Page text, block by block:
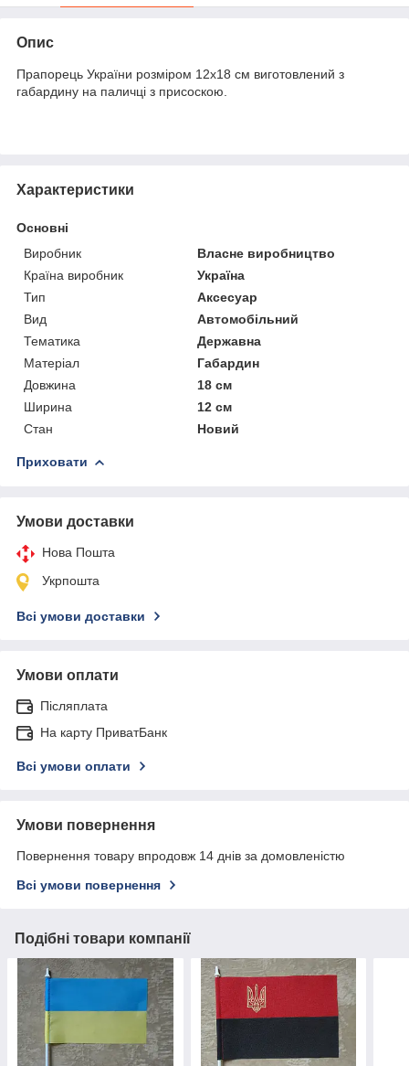
Опис
Прапорець України розміром 12х18 см виготовлений з
габардину на паличці з присоскою.
Характеристики
Основні
Виробник
Власне виробництво
Країна виробник
Україна
Тип
Аксесуар
Вид
Автомобільний
Тематика
Державна
Матеріал
Габардин
Довжина
18 см
Ширина
12 см
Стан
Новий
Приховати
Умови доставки
Нова Пошта
Укрпошта
Всі умови доставки
Умови оплати
Післяплата
На карту ПриватБанк
Всі умови оплати
Умови повернення
Повернення товару впродовж 14 днів за домовленістю
Всі умови повернення
Подібні товари компанії